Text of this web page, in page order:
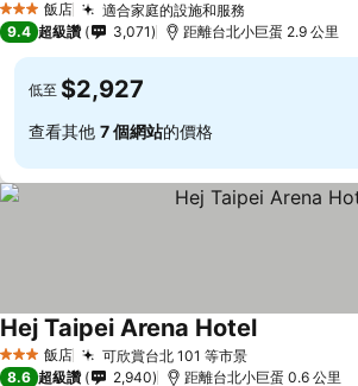
3 星級 飯店 適合家庭的設施和服務
9.4 超級讚 3,071 距離台北小巨蛋 2.9 公里
低至 $2,927
查看其他 7 個網站的價格
3 星級 飯店 可欣賞台北 101 等市景查看價格
Hej Taipei Arena Hotel查看價格
8.6 超級讚 2,940 距離台北小巨蛋 0.6 公里